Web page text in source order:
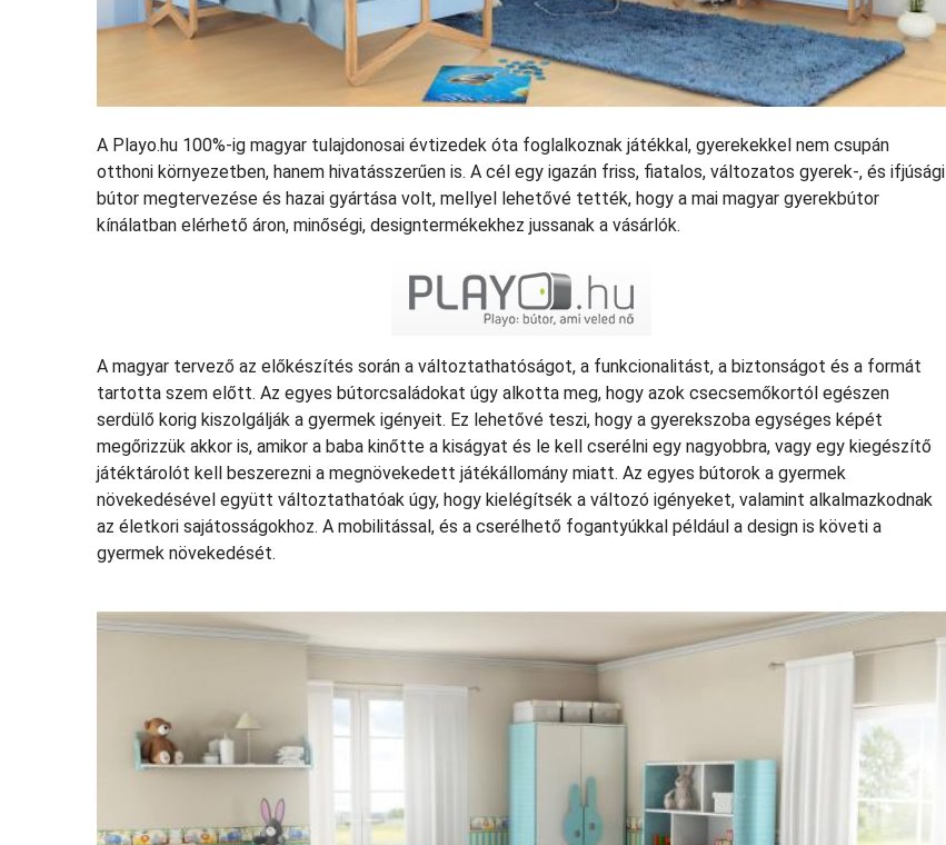
A Playo.hu 100%-ig magyar tulajdonosai évtizedek óta foglalkoznak játékkal, gyerekekkel nem csupán
otthoni környezetben, hanem hivatásszerűen is. A cél egy igazán friss, fiatalos, változatos gyerek-, és ifjúsági
bútor megtervezése és hazai gyártása volt, mellyel lehetővé tették, hogy a mai magyar gyerekbútor
kínálatban elérhető áron, minőségi, designtermékekhez jussanak a vásárlók.
A magyar tervező az előkészítés során a változtathatóságot, a funkcionalitást, a biztonságot és a formát
tartotta szem előtt. Az egyes bútorcsaládokat úgy alkotta meg, hogy azok csecsemőkortól egészen
serdülő korig kiszolgálják a gyermek igényeit. Ez lehetővé teszi, hogy a gyerekszoba egységes képét
megőrizzük akkor is, amikor a baba kinőtte a kiságyat és le kell cserélni egy nagyobbra, vagy egy kiegészítő
játéktárolót kell beszerezni a megnövekedett játékállomány miatt. Az egyes bútorok a gyermek
növekedésével együtt változtathatóak úgy, hogy kielégítsék a változó igényeket, valamint alkalmazkodnak
az életkori sajátosságokhoz. A mobilitással, és a cserélhető fogantyúkkal például a design is követi a
gyermek növekedését.